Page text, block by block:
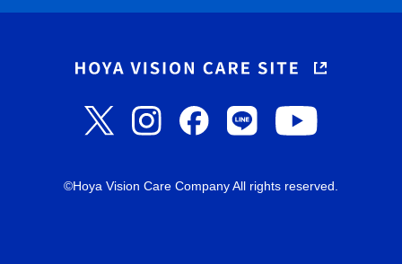
©Hoya Vision Care Company All rights reserved.